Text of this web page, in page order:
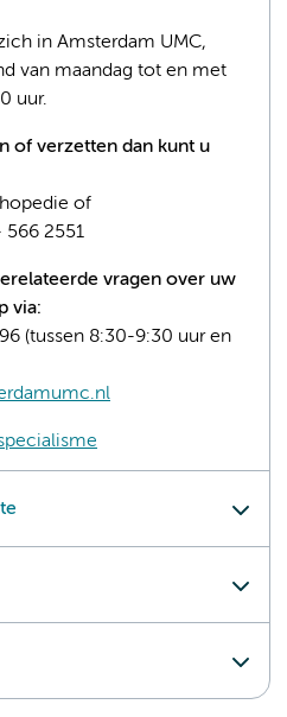
in Amsterdam UMC,
van maandag tot en met
uur.
of verzetten dan kunt u
of
566 2551
vragen over uw
via:
(tussen 8:30-9:30 uur en